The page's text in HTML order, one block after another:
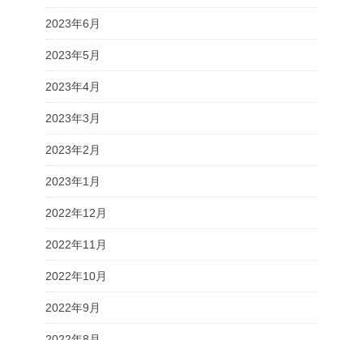
2023年6月
2023年5月
2023年4月
2023年3月
2023年2月
2023年1月
2022年12月
2022年11月
2022年10月
2022年9月